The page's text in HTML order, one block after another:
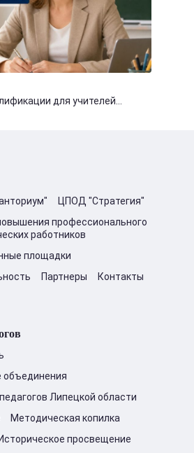
для учителей...
ЦПОД "Стратегия"
профессионального
работников
площадки
Партнеры
Контакты
объединения
Липецкой области
Методическая копилка
просвещение